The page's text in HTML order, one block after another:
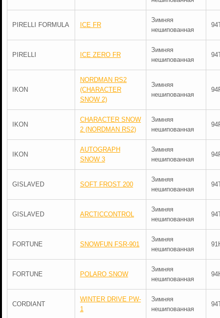
PIRELLI FORMULA ICE FR
Зимняя
нешипованная
PIRELLI ICE ZERO FR
Зимняя
нешипованная
IKON
NORDMAN RS2
(CHARACTER
SNOW 2)
Зимняя
нешипованная
IKON
CHARACTER SNOW
2 (NORDMAN RS2)
Зимняя
нешипованная
IKON
AUTOGRAPH
SNOW 3
Зимняя
нешипованная
GISLAVED SOFT FROST 200
Зимняя
нешипованная
GISLAVED ARCTICCONTROL
Зимняя
нешипованная
FORTUNE SNOWFUN FSR-901
Зимняя
нешипованная
FORTUNE POLARO SNOW
Зимняя
нешипованная
CORDIANT
WINTER DRIVE PW-
1
Зимняя
нешипованная